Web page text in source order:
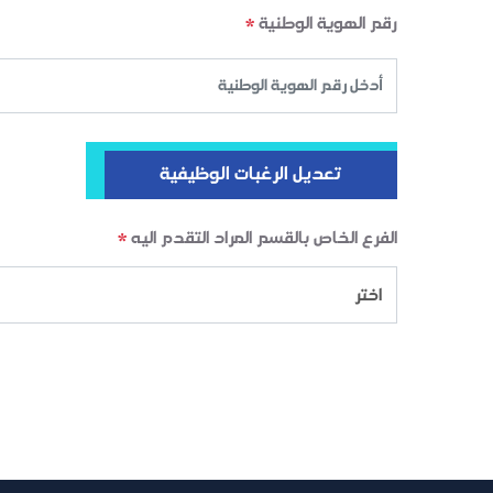
رقم الهوية الوطنية*
تعديل الرغبات الوظيفية
الفرع الخاص بالقسم المراد التقدم اليه*
اختر